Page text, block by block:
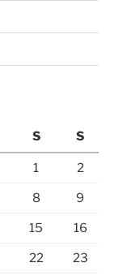
S S
1 2
8 9
15 16
22 23